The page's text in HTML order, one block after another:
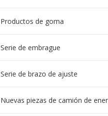
Productos de goma
Serie de embrague
Serie de brazo de ajuste